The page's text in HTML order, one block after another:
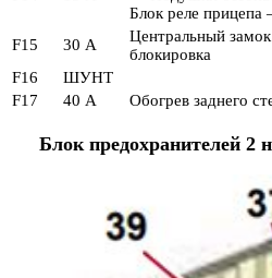
Блок реле
F15
30 А
Центральный
блокировка
F16
ШУНТ
F17
40 А Обогрев заднего
Блок предохранителей 2